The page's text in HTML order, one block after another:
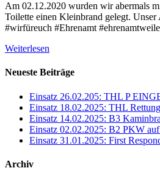
Am 02.12.2020 wurden wir abermals
Toilette einen Kleinbrand gelegt.
#wirfüreuch #Ehrenamt
Weiterlesen
Neueste Beiträge
Einsatz 26.02.205: THL P
Einsatz 18.02.2025: THL
Einsatz 14.02.2025: B3
Einsatz 02.02.2025: B2 PKW
Einsatz 31.01.2025: First
Archiv